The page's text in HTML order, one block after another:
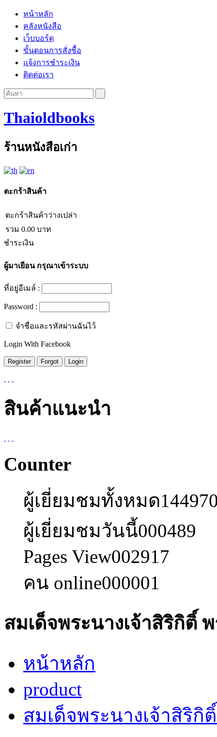
หน้าหลัก
คลังหนังสือ
เว็บบอร์ด
ขั้นตอนการสั่งซื้อ
แจ้งการชำระเงิน
ติดต่อเรา
Thaioldbooks
ร้านหนังสือเก่า
ตะกร้าสินค้า
ตะกร้าสินค้าว่างเปล่า
รวม 0.00 บาท
ชำระเงิน
ผู้มาเยือนกรุณาเข้าระบบ
ที่อยู่อีเมล์ :
Password :
จำชื่อและรหัสผ่านฉันไว้
Login With Facebook
สินค้าแนะนำ
Counter
ผู้เยี่ยมชมทั้งหมด
ผู้เยี่ยมชมวันนี้000489
Pages View002917
คน online000001
สมเด็จพระนางเจ้าสิริกิติ์
หน้าหลัก
product
สมเด็จพระนางเจ้าสิริ